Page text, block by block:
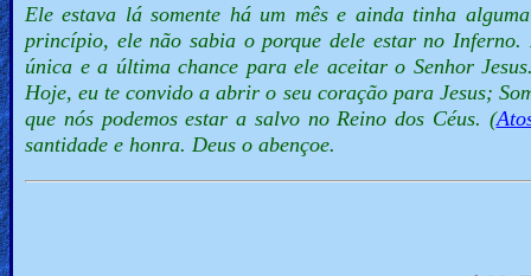
Ele estava lá somente há um mês e ainda tinha
princípio, ele não sabia o porque dele estar no
única e a última chance para ele aceitar o Senhor
Hoje, eu te convido a abrir o seu coração para Jesus;
que nós podemos estar a salvo no Reino dos Céus. (
santidade e honra. Deus o abençoe.